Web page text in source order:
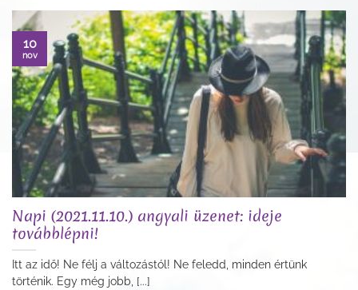
Napi (2021.11.10.) angyali üzenet: ideje
továbblépni!
Itt az idő! Ne félj a változástól! Ne feledd, minden értünk
történik. Egy még jobb, [...]
10
nov